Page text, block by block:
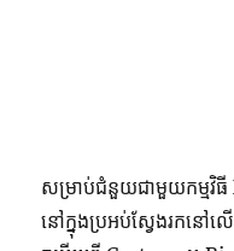
សម្រាប់ជំនួយជាមួយកម្ម
នៅក្នុងប្រអប់ស្វែងរកនៅល